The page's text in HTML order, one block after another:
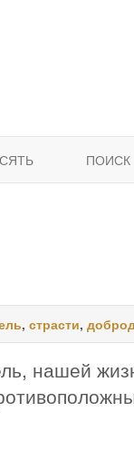
ПОИСК
, страсти,
нашей